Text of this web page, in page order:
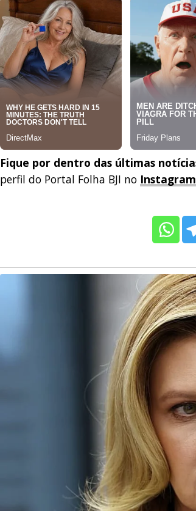
Fique por dentro das últimas
perfil do Portal Folha BJI no Instagram